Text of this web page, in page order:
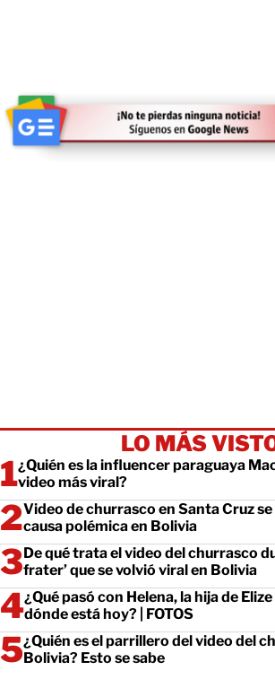
LO MÁS
¿Quién es la influencer paraguaya
video más viral?
Video de churrasco en Santa Cruz
causa polémica en Bolivia
De qué trata el video del churrasco
frater’ que se volvió viral en Bolivia
¿Qué pasó con Helena, la hija de
dónde está hoy? | FOTOS
¿Quién es el parrillero del video del
Bolivia? Esto se sabe